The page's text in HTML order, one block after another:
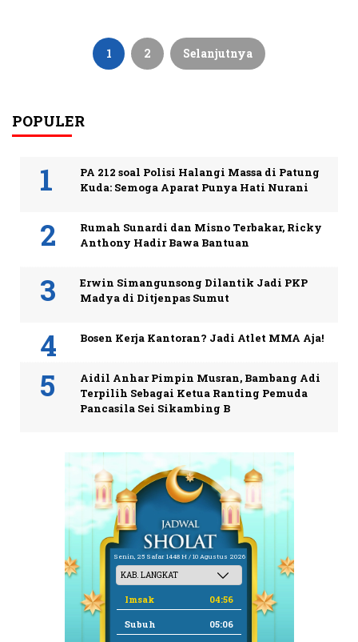
Paginasi
1 2 Selanjutnya
POPULER
PA 212 soal Polisi Halangi Massa di Patung
Kuda: Semoga Aparat Punya Hati Nurani
Rumah Sunardi dan Misno Terbakar, Ricky
Anthony Hadir Bawa Bantuan
Erwin Simangunsong Dilantik Jadi PKP
Madya di Ditjenpas Sumut
Bosen Kerja Kantoran? Jadi Atlet MMA Aja!
Aidil Anhar Pimpin Musran, Bambang Adi
Terpilih Sebagai Ketua Ranting Pemuda
Pancasila Sei Sikambing B
Senin, 25 Safar 1448 H / 10 Agustus 2026
Imsak 04:56
Subuh 05:06